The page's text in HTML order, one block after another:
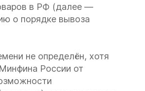
в РФ (далее —
о порядке вывоза
не определён, хотя
России от